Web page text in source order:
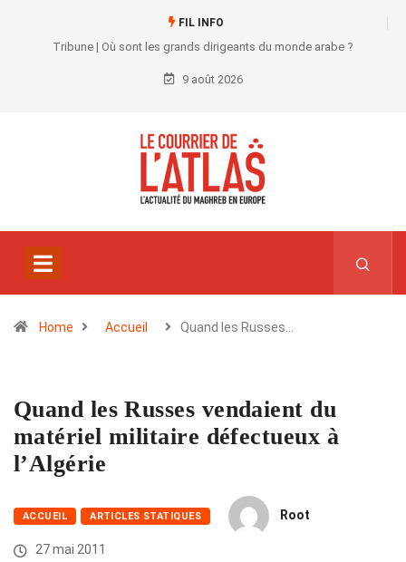
FIL INFO
Tribune | Où sont les grands dirigeants du monde arabe ?
9 août 2026
Home Accueil Quand les Russes…
Quand les Russes vendaient du
matériel militaire défectueux à
l’Algérie
ACCUEIL ARTICLES STATIQUES Root
27 mai 2011